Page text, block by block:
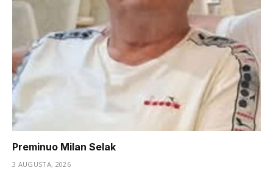
Preminuo Milan Selak
3 AUGUSTA, 2026